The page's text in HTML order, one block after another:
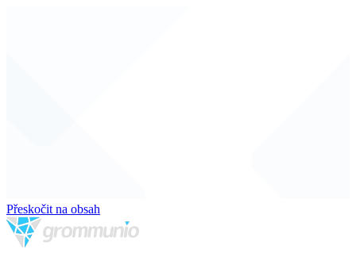
Přeskočit na obsah